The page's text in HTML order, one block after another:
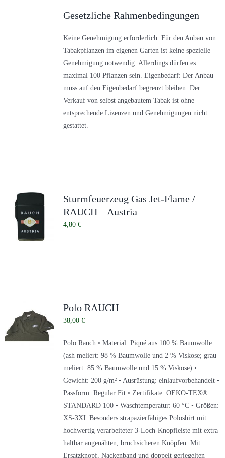
Gesetzliche Rahmenbedingungen
Keine Genehmigung erforderlich: Für den Anbau von
Tabakpflanzen im eigenen Garten ist keine spezielle
Genehmigung notwendig. Allerdings dürfen es
maximal 100 Pflanzen sein. Eigenbedarf: Der Anbau
muss auf den Eigenbedarf begrenzt bleiben. Der
Verkauf von selbst angebautem Tabak ist ohne
entsprechende Lizenzen und Genehmigungen nicht
gestattet.
Sturmfeuerzeug Gas Jet-Flame /
RAUCH – Austria
4,80 €
Polo RAUCH
38,00 €
Polo Rauch • Material: Piqué aus 100 % Baumwolle
(ash meliert: 98 % Baumwolle und 2 % Viskose; grau
meliert: 85 % Baumwolle und 15 % Viskose) •
Gewicht: 200 g/m² • Ausrüstung: einlaufvorbehandelt •
Passform: Regular Fit • Zertifikate: OEKO-TEX®
STANDARD 100 • Waschtemperatur: 60 °C • Größen:
XS-3XL Besonders strapazierfähiges Poloshirt mit
hochwertig verarbeiteter 3-Loch-Knopfleiste mit extra
haltbar angenähten, bruchsicheren Knöpfen. Mit
Ersatzknopf, Nackenband und doppelt geriegelten